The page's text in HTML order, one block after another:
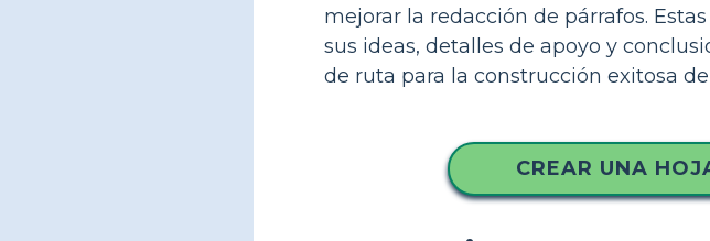
mejorar la redacción de párrafos.
sus ideas, detalles de apoyo y
de ruta para la construcción exitosa de
CREAR UNA